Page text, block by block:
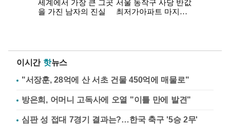
이시간 핫뉴스
"서장훈, 28억에 산 서초 건물 450억에 매물로"
방은희, 어머니 고독사에 오열 "이틀 만에 발견"
심판 성 접대 7경기 결과는?…한국 축구 '5승 2무'